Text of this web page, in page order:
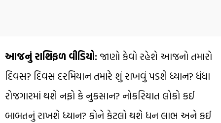
આજનું રાશિફળ વીડિયો: જાણો કેવો રહેશે આજનો તમારો
દિવસ? દિવસ દરમિયાન તમારે શું રાખવું પડશે ધ્યાન? ધંધા
રોજગારમાં થશે નફો કે નુકસાન? નોકરિયાત લોકો કઈ
બાબતનું રાખશે ધ્યાન? કોને કેટલો થશે ધન લાભ અને કઈ